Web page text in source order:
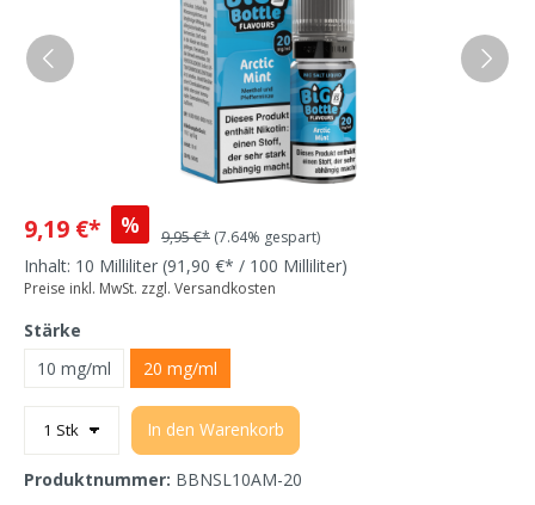
9,19 €* % 9,95 €* (7.64% gespart)
Inhalt: 10 Milliliter (91,90 €* / 100 Milliliter)
Preise inkl. MwSt. zzgl. Versandkosten
Stärke
10 mg/ml
20 mg/ml
In den Warenkorb
Produktnummer: BBNSL10AM-20